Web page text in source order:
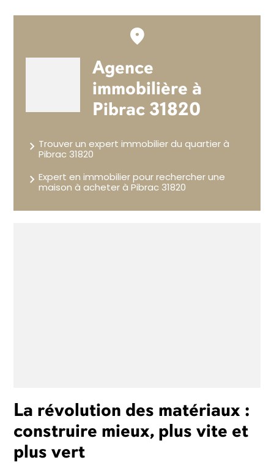
Agence
immobilière à
Pibrac 31820
Trouver un expert immobilier du quartier à
Pibrac 31820
Expert en immobilier pour rechercher une
maison à acheter à Pibrac 31820
La révolution des matériaux :
construire mieux, plus vite et
plus vert